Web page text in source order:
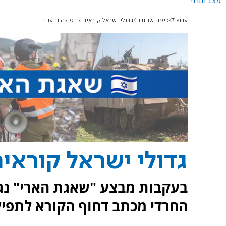
ערוץ 7 כיפה שחורה גדולי ישראל קוראים לתפילה ותענית
גדולי ישראל
בעקבות מבצע "שאגת הארי"
החרדי מכתב דחוף הקורא